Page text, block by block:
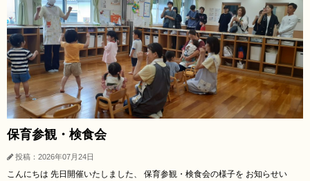
保育参観・検食会
投稿：2026年07月24日
こんにちは 先日開催いたしました、 保育参観・検食会の様子を お知らせい